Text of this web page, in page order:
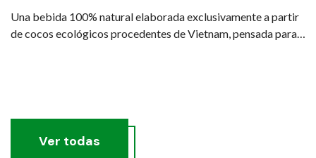
Una bebida 100% natural elaborada exclusivamente a partir
de cocos ecológicos procedentes de Vietnam, pensada para
Ver todas